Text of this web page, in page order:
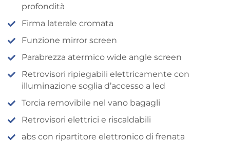
profondità
Firma laterale cromata
Funzione mirror screen
Parabrezza atermico wide angle screen
Retrovisori ripiegabili elettricamente con
illuminazione soglia d’accesso a led
Torcia removibile nel vano bagagli
Retrovisori elettrici e riscaldabili
abs con ripartitore elettronico di frenata